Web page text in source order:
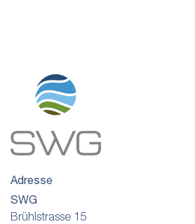
Adresse
SWG
Brühlstrasse 15